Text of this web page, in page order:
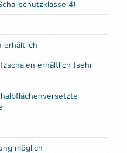
4)
erhältlich
erhältlich (sehr
möglich